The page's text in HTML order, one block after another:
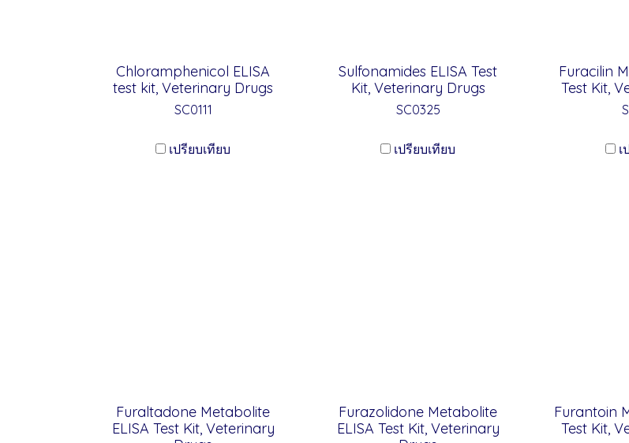
Chloramphenicol ELISA
test kit, Veterinary Drugs
SC0111
เปรียบเทียบ
Sulfonamides ELISA Test
Kit, Veterinary Drugs
SC0325
เปรียบเทียบ
Furacilin
Test Kit,
เ
Furaltadone Metabolite
ELISA Test Kit, Veterinary
Furazolidone Metabolite
ELISA Test Kit, Veterinary
Furantoin
Test Kit,